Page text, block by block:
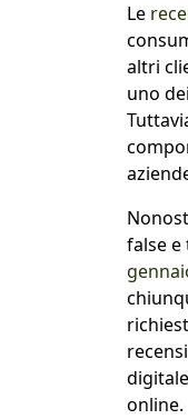
Le
altri
uno
false
online.